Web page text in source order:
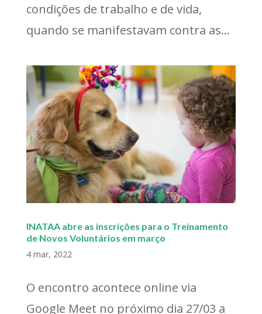
condições de trabalho e de vida,
quando se manifestavam contra as...
INATAA abre as inscrições para o Treinamento
de Novos Voluntários em março
4 mar, 2022
O encontro acontece online via
Google Meet no próximo dia 27/03 a